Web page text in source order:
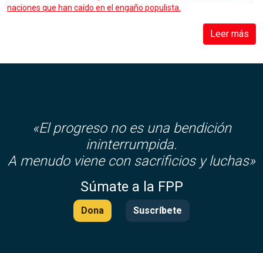
naciones que han caído en el engaño populista.
Leer más
«El progreso no es una bendición
ininterrumpida.
A menudo viene con sacrificios y luchas»
Súmate a la FPP
Dona Suscríbete